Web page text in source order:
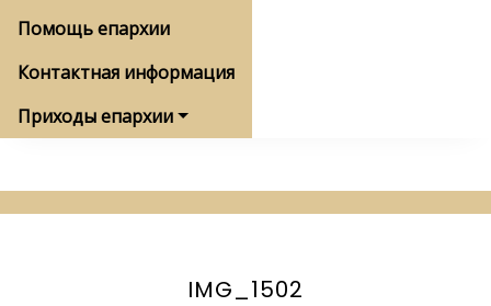
Помощь епархии
Контактная информация
Приходы епархии
IMG_1502